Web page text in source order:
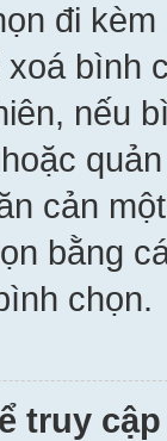
đi
bình
nếu
cản
bằng
chọn.
truy